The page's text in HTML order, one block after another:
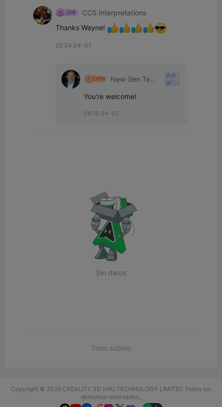
CCS Interpretations
Thanks Wayne!
22:34 04-01
New Gen Tech
Aut
or
You're welcome!
06:16 04-02
Sin datos
Todo subido
Copyright © 2025 CREALITY 3D (HK) TECHNOLOGY LIMITED Todos los
derechos reservados.,